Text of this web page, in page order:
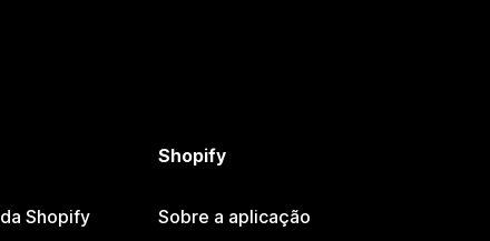
Shopify
Shopify
Sobre a aplicação